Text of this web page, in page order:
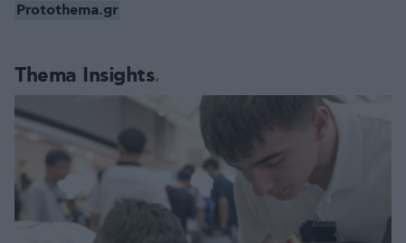
Thema Insights
Protothema.gr